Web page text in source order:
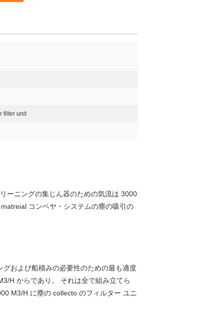
filter unit
ーニングの集じん器のための気流は 3000
コンベヤ・システムの塵の吸引の
および船積みの必要性のための最も適度
H からであり。 それは全で組み立てら
M3/H.に塵の collecto のフィルター ユニ